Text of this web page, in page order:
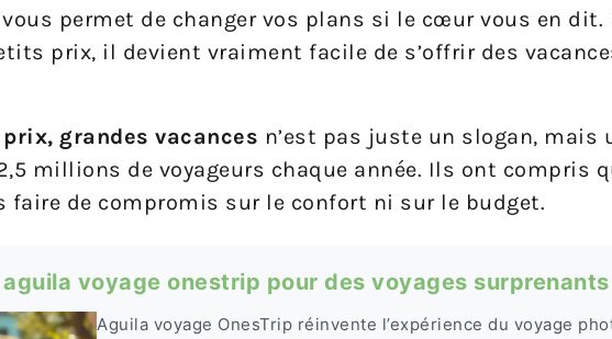
permet de changer vos plans si le cœur vous en dit.
prix, il devient vraiment facile de s’offrir des
grandes vacances n’est pas juste un slogan, mais
millions de voyageurs chaque année. Ils ont compris
faire de compromis sur le confort ni sur le budget.
voyage onestrip pour des voyages surprenants
Aguila voyage OnesTrip réinvente l’expérience du voyage